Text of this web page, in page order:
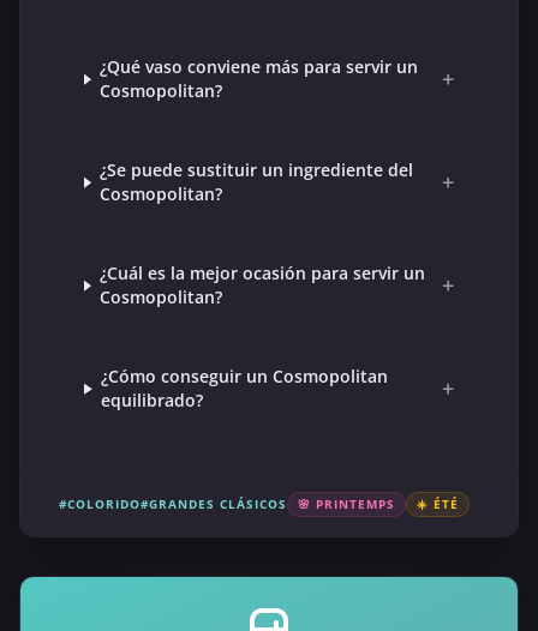
¿Qué vaso conviene más para servir un
Cosmopolitan?
+
¿Se puede sustituir un ingrediente del
Cosmopolitan?
+
¿Cuál es la mejor ocasión para servir un
Cosmopolitan?
+
¿Cómo conseguir un Cosmopolitan
equilibrado?
+
#COLORIDO#GRANDES CLÁSICOS 🌸 PRINTEMPS ☀️ ÉTÉ